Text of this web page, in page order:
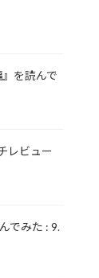
を読んで
レビュー
でみた : 9.